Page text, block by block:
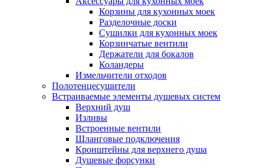
Корзины для кухонных моек
Разделочные доски
Сушилки для кухонных моек
Корзинчатые вентили
Держатели для бокалов
Коландеры
Измельчители отходов
Полотенцесушители
Встраиваемые элементы душевых систем
Верхний душ
Изливы
Встроенные вентили
Шланговые подключения
Кронштейны для верхнего душа
Душевые форсунки